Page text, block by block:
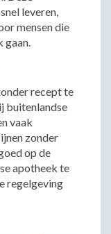
leveren,
mensen die
gaan.
recept te
buitenlandse
vaak
zonder
op de
apotheek te
regelgeving